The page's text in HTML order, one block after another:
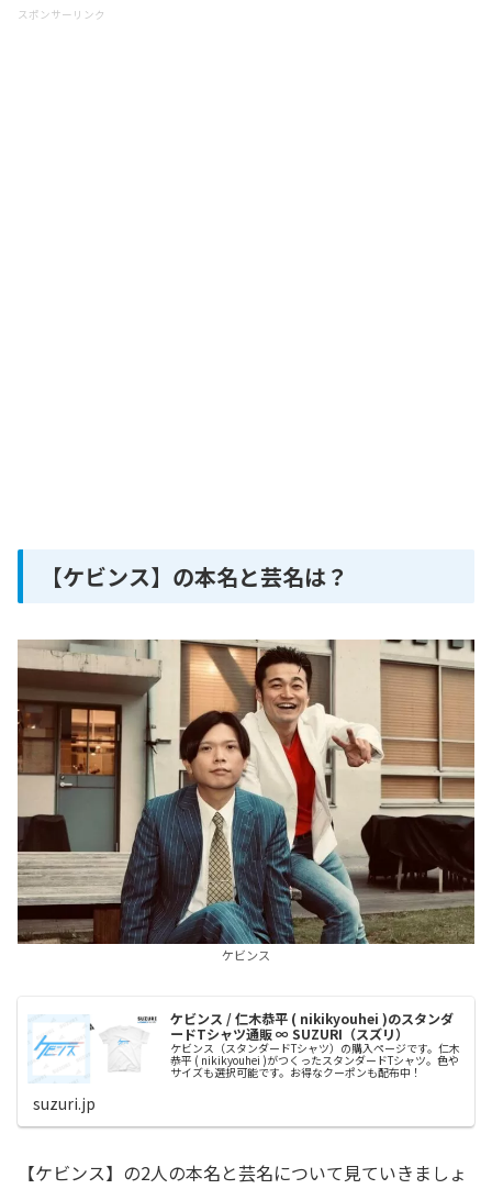
スポンサーリンク
【ケビンス】の本名と芸名は？
ケビンス
ケビンス / 仁木恭平 ( nikikyouhei )のスタンダ
ードTシャツ通販 ∞ SUZURI（スズリ）
ケビンス（スタンダードTシャツ）の購入ページです。仁木
恭平 ( nikikyouhei )がつくったスタンダードTシャツ。色や
サイズも選択可能です。お得なクーポンも配布中！
suzuri.jp
【ケビンス】の2人の本名と芸名について見ていきましょ